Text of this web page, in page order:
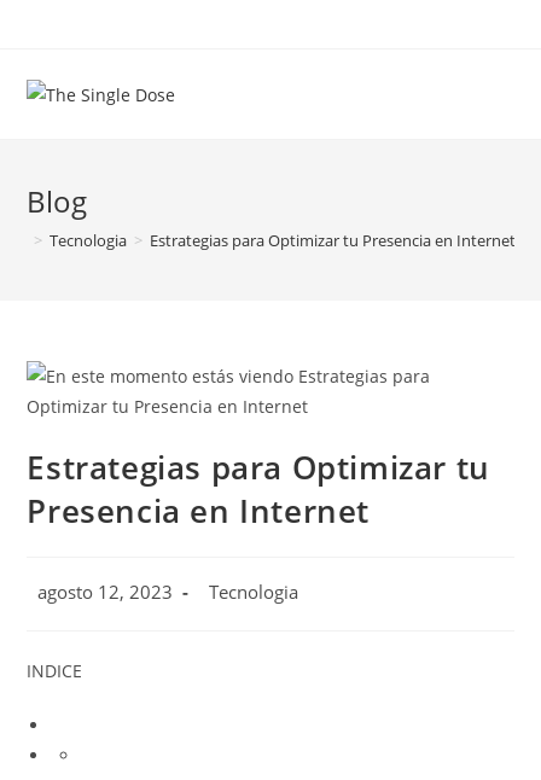
contenido
Blog
> Tecnologia > Estrategias para Optimizar tu Presencia en Internet
Estrategias para Optimizar tu
Presencia en Internet
Publicación
entrada:
agosto 12, 2023
Categoría
Tecnologia
INDICE